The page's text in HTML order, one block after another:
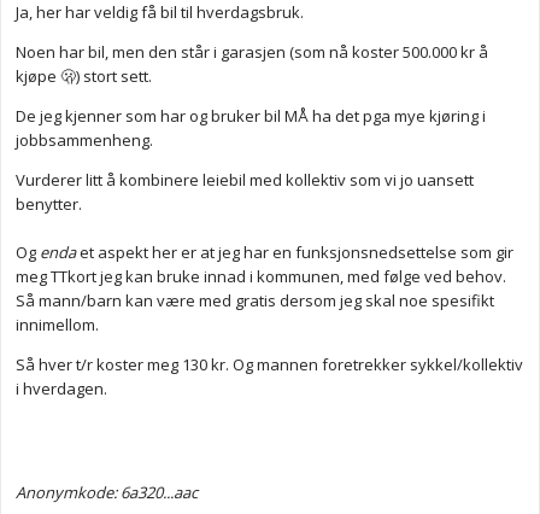
Ja, her har veldig få bil til hverdagsbruk.
Noen har bil, men den står i garasjen (som nå koster 500.000 kr å
kjøpe 🫢) stort sett.
De jeg kjenner som har og bruker bil MÅ ha det pga mye kjøring i
jobbsammenheng.
Vurderer litt å kombinere leiebil med kollektiv som vi jo uansett
benytter.
Og endaet aspekt her er at jeg har en funksjonsnedsettelse som gir
meg TTkort jeg kan bruke innad i kommunen, med følge ved behov.
Så mann/barn kan være med gratis dersom jeg skal noe spesifikt
innimellom.
Så hver t/r koster meg 130 kr. Og mannen foretrekker sykkel/kollektiv
i hverdagen.
Anonymkode: 6a320...aac